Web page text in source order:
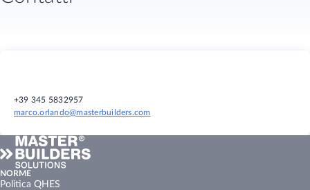
+39 345 5832957
marco.orlando@masterbuilders.com
NORME
Politica QHES